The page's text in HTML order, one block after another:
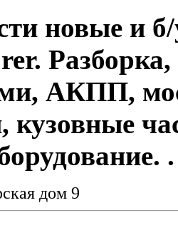
новые и
АКПП,
кузовные
дом 9